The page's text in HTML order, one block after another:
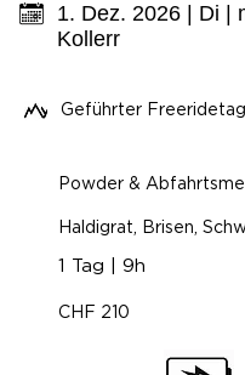
1. Dez. 2026 | Di |
Kollerr
Geführter Freeridetag
Powder &
Haldigrat, Brisen,
1 Tag | 9h
CHF 210